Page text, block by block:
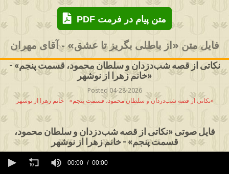
PDF متن پیام در فرمت
فایل متن «از باطلی بگریز تا عشق» - آقای مهران
نکاتی از قصه شب‌دزدان و سلطان محمود، قسمت پنجم» -
خانم زهرا از نوشهر»
Posted 04-28-2026
نکاتی از قصه شب‌دزدان و سلطان محمود، قسمت پنجم» - خانم زهرا از نوشهر»
فایل صوتی «نکاتی از قصه شب‌دزدان و سلطان محمود،
قسمت پنجم» - خانم زهرا از نوشهر
seconds
00:00 00:00